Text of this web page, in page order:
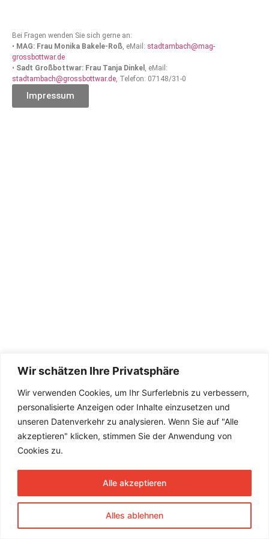
Wir schätzen Ihre Privatsphäre
Wir verwenden Cookies, um Ihr Surferlebnis zu verbessern,
personalisierte Anzeigen oder Inhalte einzusetzen und
unseren Datenverkehr zu analysieren. Wenn Sie auf "Alle
akzeptieren" klicken, stimmen Sie der Anwendung von
Cookies zu.
Alles ablehnen
Alle akzeptieren
Bei Fragen wenden Sie sich gerne an:
• MAG: Frau Monika Bakele-Roß, eMail: stadtambach@mag-
grossbottwar.de
• Sadt Großbottwar: Frau Tanja Dinkel , eMail:
stadtambach@grossbottwar.de, Telefon: 07148/31-0
Impressum